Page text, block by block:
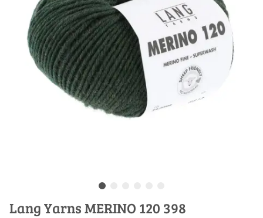
Lang Yarns MERINO 120 398